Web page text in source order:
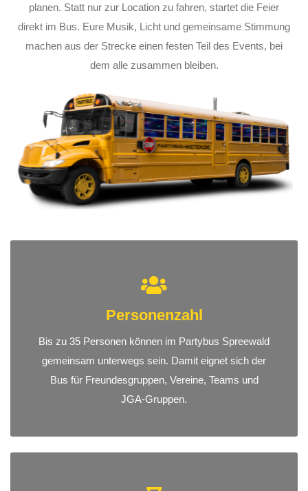
planen. Statt nur zur Location zu fahren, startet die Feier
direkt im Bus. Eure Musik, Licht und gemeinsame Stimmung
machen aus der Strecke einen festen Teil des Events, bei
dem alle zusammen bleiben.
Personenzahl
Bis zu 35 Personen können im Partybus Spreewald
gemeinsam unterwegs sein. Damit eignet sich der
Bus für Freundesgruppen, Vereine, Teams und
JGA-Gruppen.